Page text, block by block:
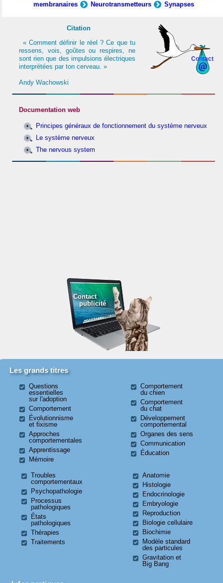
membranaires
Neurotransmetteurs Synapses
Contact
Citation
« Comment définir le réel ? Ce que tu
ressens, vois, goûtes ou respires, ne
sont rien que des impulsions électriques
interprétées par ton cerveau. »
Andy Wachowski
Documentation web
Principes généraux de fonctionnement du système nerveux
Le système nerveux
The nervous system
Contact
publicité
Les grands titres
Questions
essentielles
sur l'adoption
Comportement
Évolutionnisme
et fixisme
Approches
comportementales
Apprentissage
Mémoire
Comportement
du chien
Comportement
du chat
Développement
comportemental
Organes des sens
Communication
Éducation
Troubles
comportementaux
Psychopathologie
Processus
pathologiques
États
pathologiques
Thérapies
Traitements
Anatomie
Histologie
Endocrinologie
Embryologie
Reproduction
Biologie cellulaire
Biochimie
Modèle standard
des particules
Gravitation et
Big Bang